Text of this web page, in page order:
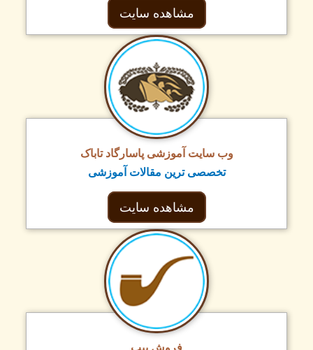
مشاهده سایت
وب سایت آموزشی پاسارگاد تاباک
تخصصی ترین مقالات آموزشی
مشاهده سایت
فروش پیپ